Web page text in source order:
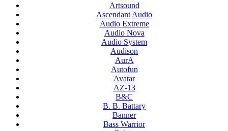
Artsound
Ascendant Audio
Audio Extreme
Audio Nova
Audio System
Audison
AurA
Autofun
Avatar
AZ-13
B&C
B. B. Battary
Banner
Bass Warrior